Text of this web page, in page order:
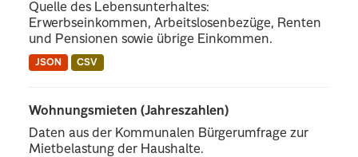
Quelle des Lebensunterhaltes:
Erwerbseinkommen, Arbeitslosenbezüge, Renten
und Pensionen sowie übrige Einkommen.
JSON CSV
Wohnungsmieten (Jahreszahlen)
Daten aus der Kommunalen Bürgerumfrage zur
Mietbelastung der Haushalte.